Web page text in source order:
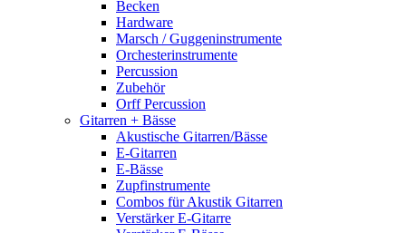
Becken
Hardware
Marsch / Guggeninstrumente
Orchesterinstrumente
Percussion
Zubehör
Orff Percussion
Gitarren + Bässe
Akustische Gitarren/Bässe
E-Gitarren
E-Bässe
Zupfinstrumente
Combos für Akustik Gitarren
Verstärker E-Gitarre